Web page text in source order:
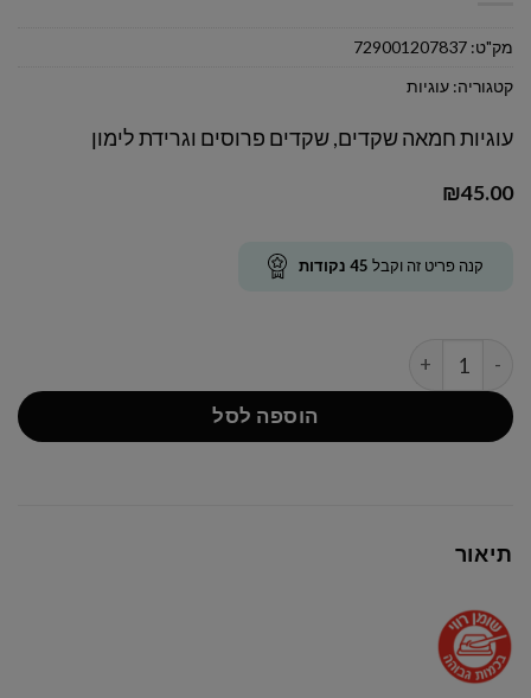
מק"ט: 729001207837
קטגוריה: עוגיות
עוגיות חמאה שקדים, שקדים פרוסים וגרידת לימון
₪45.00
קנה פריט זה וקבל 45 נקודות
כמות של שקד לימון
הוספה לסל
תיאור